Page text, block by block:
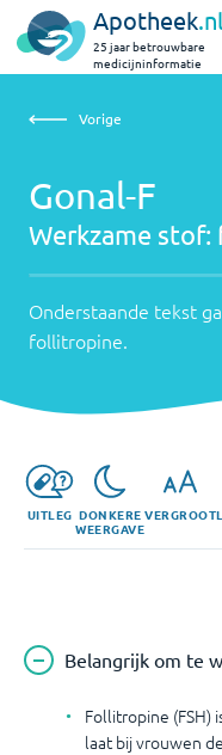
Apotheek.nl
25 jaar betrouwbare
medicijninformatie
Gonal-F | follitropine
Vorige
Gonal-F
Werkzame stof:
Onderstaande tekst
follitropine.
UITLEG DONKERE
WEERGAVE
VERGROOT
Belangrijk om te
Follitropine (FSH)
laat bij vrouwen